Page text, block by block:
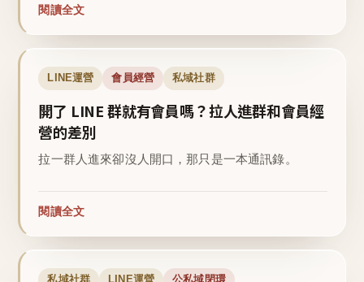
閱讀全文
LINE運營 會員經營 私域社群
開了 LINE 群就有會員嗎？拉人進群和會員經
營的差別
拉一群人進來卻沒人開口，那只是一本通訊錄。
閱讀全文